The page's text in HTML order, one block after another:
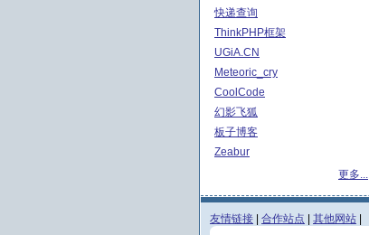
快递查询
ThinkPHP框架
UGiA.CN
Meteoric_cry
CoolCode
幻影飞狐
板子博客
Zeabur
更多...
友情链接 合作站点 其他网站